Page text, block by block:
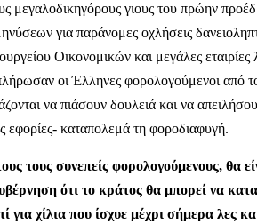
μεγαλοδικηγόρους γιους του πρώην
για παράνομες οχλήσεις
Οικονομικών και μεγάλες
οι Έλληνες φορολογούμενοι από
να πιάσουν δουλειά και να
εφορίες- καταπολεμά τη φοροδιαφυγή.
τους συνεπείς φορολογούμενους, θα
ότι το κράτος θα μπορεί να
χίλια που ίσχυε μέχρι σήμερα λες